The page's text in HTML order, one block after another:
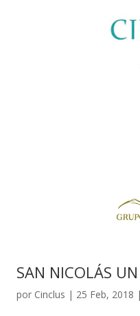
SAN NICOLÁS
por Cinclus | 25 Feb, 2018 |